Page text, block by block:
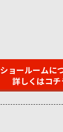
ショールームに
詳しくはコチ